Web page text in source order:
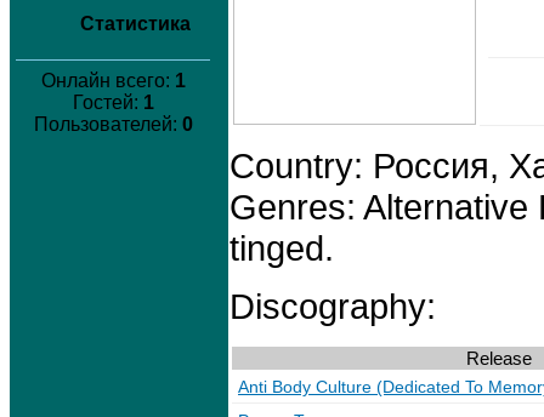
Статистика
Онлайн всего: 1
Гостей: 1
Пользователей: 0
Country: Россия,
Genres:
tinged.
Discography:
Release
Anti Body Culture (Dedicated To